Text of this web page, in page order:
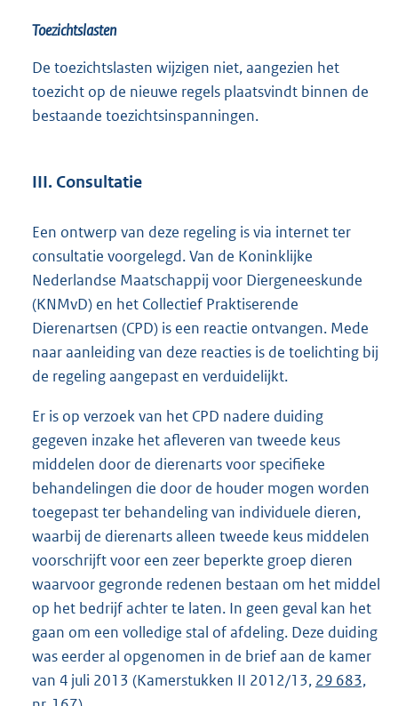
Toezichtslasten
De toezichtslasten wijzigen niet, aangezien het
toezicht op de nieuwe regels plaatsvindt binnen de
bestaande toezichtsinspanningen.
III. Consultatie
Een ontwerp van deze regeling is via internet ter
consultatie voorgelegd. Van de Koninklijke
Nederlandse Maatschappij voor Diergeneeskunde
(KNMvD) en het Collectief Praktiserende
Dierenartsen (CPD) is een reactie ontvangen. Mede
naar aanleiding van deze reacties is de toelichting bij
de regeling aangepast en verduidelijkt.
Er is op verzoek van het CPD nadere duiding
gegeven inzake het afleveren van tweede keus
middelen door de dierenarts voor specifieke
behandelingen die door de houder mogen worden
toegepast ter behandeling van individuele dieren,
waarbij de dierenarts alleen tweede keus middelen
voorschrijft voor een zeer beperkte groep dieren
waarvoor gegronde redenen bestaan om het middel
op het bedrijf achter te laten. In geen geval kan het
gaan om een volledige stal of afdeling. Deze duiding
was eerder al opgenomen in de brief aan de kamer
van 4 juli 2013 (Kamerstukken II 2012/13, 29 683,